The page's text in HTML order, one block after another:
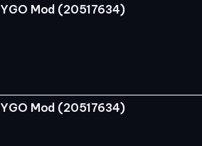
YGO Mod (20517634)
YGO Mod (20517634)